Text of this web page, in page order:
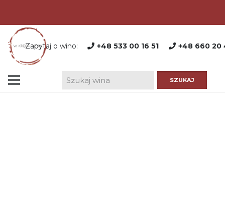
Zapytaj o wino: +48 533 00 16 51 +48 660 20